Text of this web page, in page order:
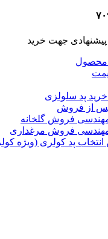
جهت خرید
محصول
پد سلولزی
از فروش
فروش گلخانه
فروش مرغداری
انتخاب پد کولری (ویژه